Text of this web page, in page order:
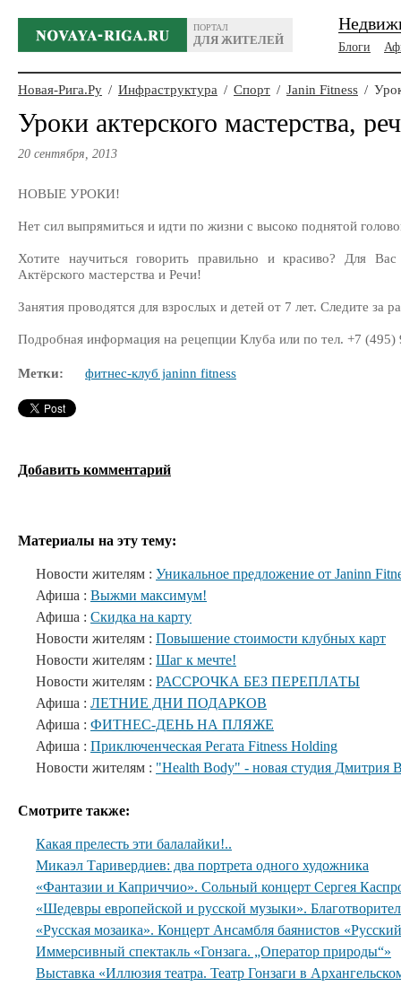
ПОРТАЛ
ДЛЯ ЖИТЕЛЕЙ
Блоги
Новая-Рига.Ру / Инфраструктура / Спорт / Janin Fitness /
Уроки актерского мастерства,
20 сентября, 2013
НОВЫЕ УРОКИ!
Нет сил выпрямиться и идти по жизни с высоко поднятой
Хотите научиться говорить правильно и красиво? Для
Актёрского мастерства и Речи!
Занятия проводятся для взрослых и детей от 7 лет. Следите за
Подробная информация на рецепции Клуба или по тел. +7
Метки: фитнес-клуб janinn fitness
Добавить комментарий
Материалы на эту тему:
Новости жителям : Уникальное предложение от Janinn
Афиша : Выжми максимум!
Афиша : Скидка на карту
Новости жителям : Повышение стоимости клубных карт
Новости жителям : Шаг к мечте!
Новости жителям : РАССРОЧКА БЕЗ ПЕРЕПЛАТЫ
Афиша : ЛЕТНИЕ ДНИ ПОДАРКОВ
Афиша : ФИТНЕС-ДЕНЬ НА ПЛЯЖЕ
Афиша : Приключенческая Регата Fitness Holding
Новости жителям : "Health Body" - новая студия Дмитрия
Смотрите также:
Какая прелесть эти балалайки!..
Микаэл Таривердиев: два портрета одного художника
«Фантазии и Каприччио». Сольный концерт Сергея
«Шедевры европейской и русской музыки».
«Русская мозаика». Концерт Ансамбля баянистов
Иммерсивный спектакль «Гонзага. „Оператор природы“»
Выставка «Иллюзия театра. Театр Гонзаги в